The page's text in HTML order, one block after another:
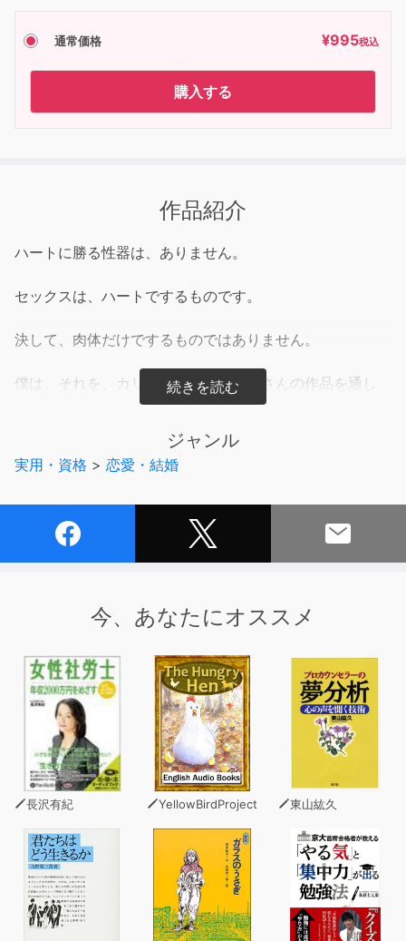
通常価格 ¥995税込
購入する
作品紹介
ハートに勝る性器は、ありません。
セックスは、ハートでするものです。
決して、肉体だけでするものではありません。
僕は、それを、カリスマ男優の加藤鷹さんの作品を通し
て、教わりました。
『面接の達人』シリーズでも知られる超人気作家・中谷彰
スをするために必要なことを余すところなく語りつくして
は語ります。ハートが満たされるセックスこそ「ハートフ
セックスのハウツー本にとどまらない、人生にとって大切
なさまざまなことを考えさせてくれる本なのでカップル
で、あるいは夫婦でぜひ一緒に読んでもらいたい一冊で
ジャンル
実用・資格 > 恋愛・結婚
今、あなたにオススメ
長沢有紀 YellowBirdProject 東山紘久